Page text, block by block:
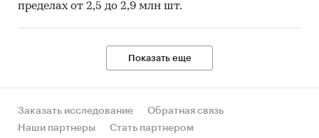
пределах от 2,5 до 2,9 млн шт.
Показать еще
Заказать исследование
Обратная связь
Наши партнеры
Стать партнером